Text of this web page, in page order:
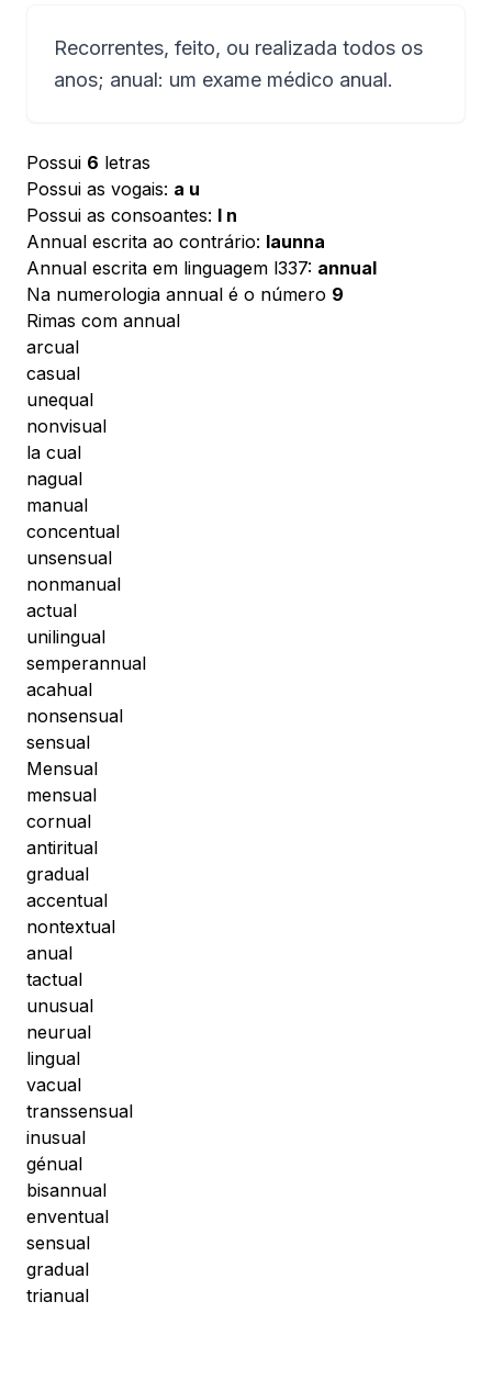
Recorrentes, feito, ou realizada todos os
anos; anual: um exame médico anual.
Possui 6 letras
Possui as vogais: a u
Possui as consoantes: l n
Annual escrita ao contrário: launna
Annual escrita em linguagem l337: annual
Na numerologia annual é o número 9
Rimas com annual
arcual
casual
unequal
nonvisual
la cual
nagual
manual
concentual
unsensual
nonmanual
actual
unilingual
semperannual
acahual
nonsensual
sensual
Mensual
mensual
cornual
antiritual
gradual
accentual
nontextual
anual
tactual
unusual
neurual
lingual
vacual
transsensual
inusual
génual
bisannual
enventual
sensual
gradual
trianual